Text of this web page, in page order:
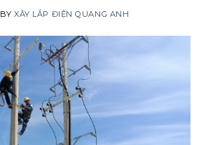
BYXÂY LẮP ĐIỆN QUANG ANH